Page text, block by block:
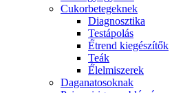
Cukorbetegeknek
Diagnosztika
Testápolás
É́trend kiegészítők
Teák
É́lelmiszerek
Daganatosoknak